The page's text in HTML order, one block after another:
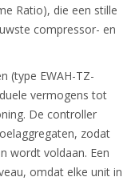
Ratio), die een stille
compressor- en
(type EWAH-TZ-
vermogens tot
De controller
zodat
wordt voldaan. Een
omdat elke unit in